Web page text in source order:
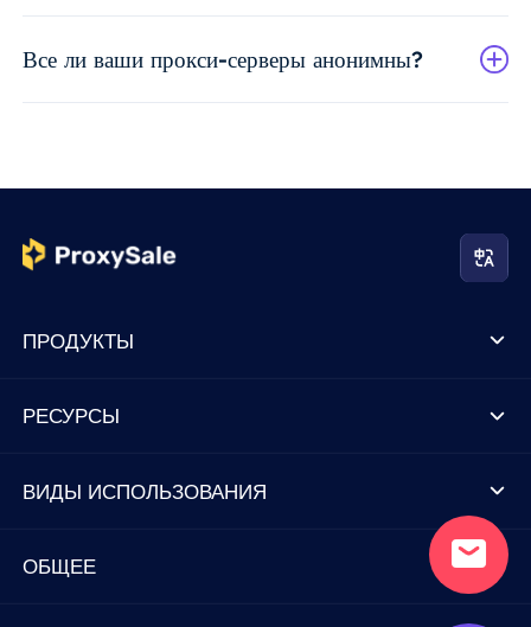
Все ли ваши прокси-серверы анонимны?
ПРОДУКТЫ
РЕСУРСЫ
ВИДЫ ИСПОЛЬЗОВАНИЯ
ОБЩЕЕ